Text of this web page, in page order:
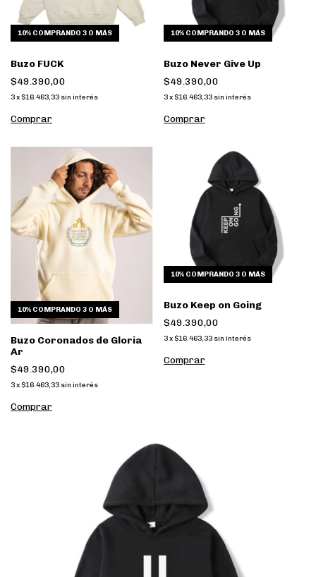
10% COMPRANDO 3 O MÁS
Buzo FUCK
$49.390,00
3x $16.463,33 sin interés
Comprar
10% COMPRANDO 3 O MÁS
Buzo Never Give Up
$49.390,00
3 x $16.463,33 sin interés
Comprar
10% COMPRANDO 3 O MÁS
Buzo Coronados de Gloria
Ar
$49.390,00
3x $16.463,33 sin interés
Comprar
10% COMPRANDO 3 O MÁS
Buzo Keep on Going
$49.390,00
3 x $16.463,33 sin interés
Comprar